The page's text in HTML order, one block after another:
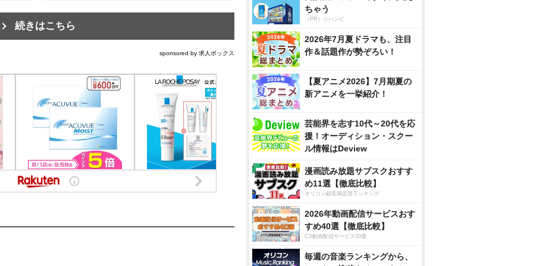
続きはこちら
sponsored by 求人ボックス
ちゃう
（PR）ジハンピ
2026年7月夏ドラマも、注目
作＆話題作が勢ぞろい！
【夏アニメ2026】7月期夏の
新アニメを一挙紹介！
芸能界を志す10代～20代を応
援！オーディション・スクー
ル情報はDeview
漫画読み放題サブスクおすす
め11選【徹底比較】
オリコン顧客満足度ランキング
2026年動画配信サービスおす
すめ40選【徹底比較】
CS動画配信サービス20選
毎週の音楽ランキングから、